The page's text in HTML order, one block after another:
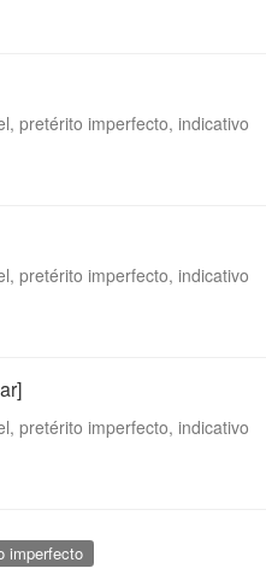
pretérito imperfecto, indicativo
pretérito imperfecto, indicativo
pretérito imperfecto, indicativo
imperfecto